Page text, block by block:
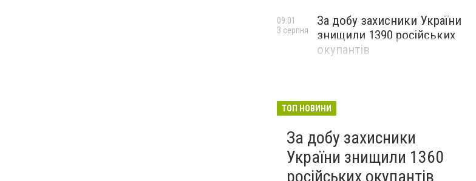
За добу захисники України
знищили 1390 російських
окупантів
09:01
3 серпня
ТОП НОВИНИ
За добу захисники
України знищили 1360
російських окупантів